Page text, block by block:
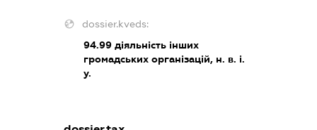
dossier.kveds:
94.99 діяльність інших
громадських організацій, н. в. і.
у.